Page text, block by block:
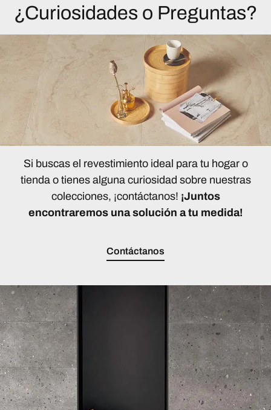
¿Curiosidades o Preguntas?
Si buscas el revestimiento ideal para tu hogar o
tienda o tienes alguna curiosidad sobre nuestras
colecciones, ¡contáctanos! ¡Juntos
encontraremos una solución a tu medida!
Contáctanos